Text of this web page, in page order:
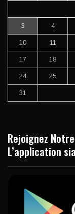
3 4
10 11
17 18
24 25
31
Rejoignez
L’application